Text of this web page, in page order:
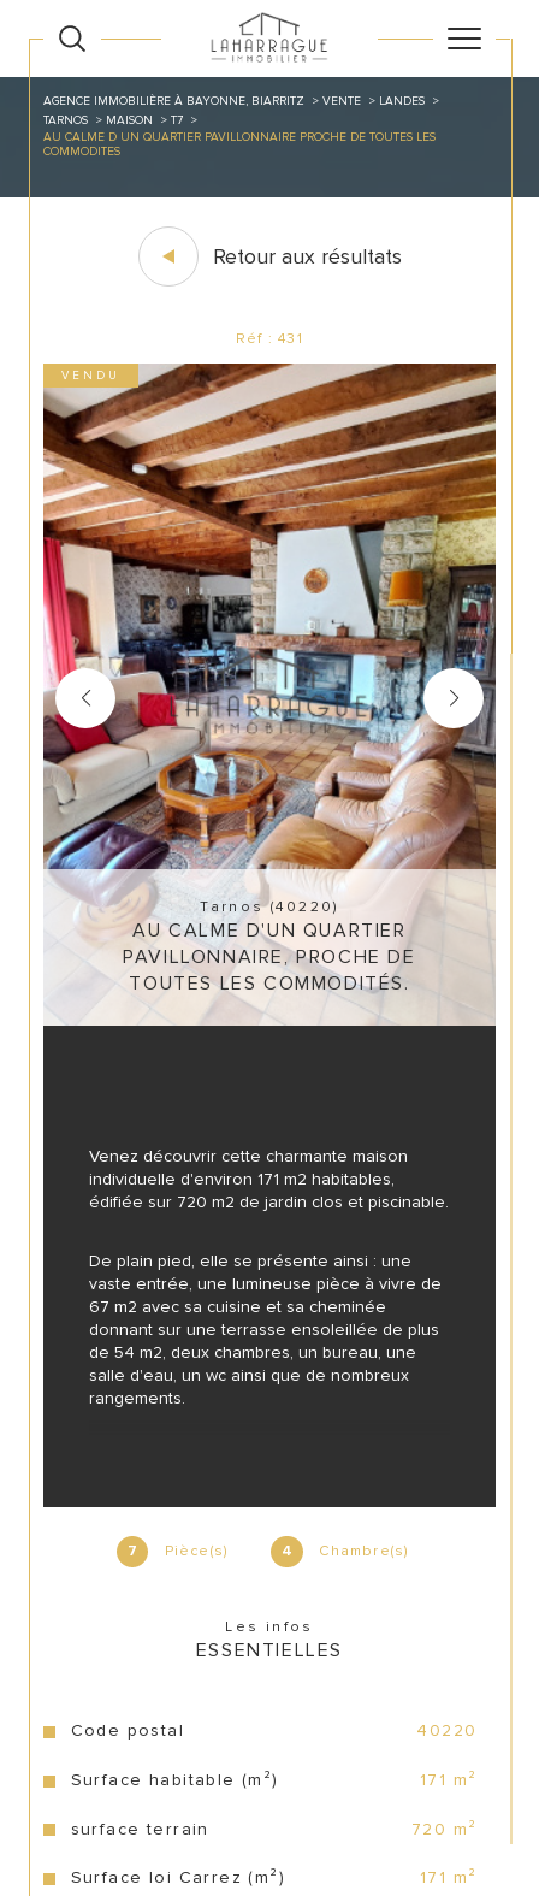
AGENCE IMMOBILIÈRE À BAYONNE, BIARRITZ VENTE
LANDES
TARNOS
MAISON
T7
AU CALME D UN QUARTIER PAVILLONNAIRE PROCHE DE TOUTES LES
COMMODITES
Retour aux résultats
Réf : 431
VENDU
Tarnos (40220)
AU CALME D'UN QUARTIER
PAVILLONNAIRE, PROCHE DE
TOUTES LES COMMODITÉS.
7 Pièce(s) 4 Chambre(s)
Les infos
ESSENTIELLES
Caractéristiques Valeurs
Code postal 40220
Surface habitable (m²) 171 m²
surface terrain 720 m²
Surface loi Carrez (m²) 171 m²
Venez découvrir cette charmante maison
individuelle d'environ 171 m2 habitables,
édifiée sur 720 m2 de jardin clos et piscinable.
De plain pied, elle se présente ainsi : une
vaste entrée, une lumineuse pièce à vivre de
67 m2 avec sa cuisine et sa cheminée
donnant sur une terrasse ensoleillée de plus
de 54 m2, deux chambres, un bureau, une
salle d'eau, un wc ainsi que de nombreux
rangements.
deux chambres, une salle d'eau avec wc et